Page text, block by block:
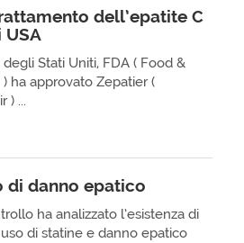
dell’epatite C
Stati Uniti, FDA ( Food &
ha approvato Zepatier (
) ...
di danno epatico
ha analizzato l’esistenza di
di statine e danno epatico